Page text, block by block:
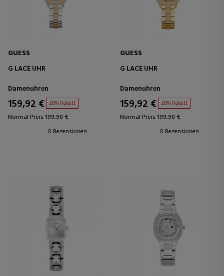
GUESS
G LACE UHR
Damenuhren
159,92 € 20% Rabatt
Normal Preis 199,90 €
0 Rezensionen
GUESS
G LACE UHR
Damenuhren
159,92 € 20% Rabatt
Normal Preis 199,90 €
0 Rezensionen